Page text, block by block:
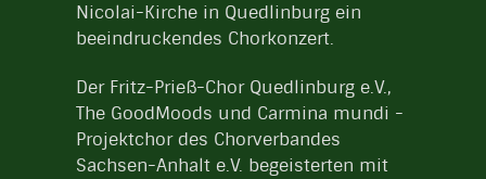
Nicolai-Kirche in Quedlinburg ein
beeindruckendes Chorkonzert.
Der Fritz-Prieß-Chor Quedlinburg e.V.,
The GoodMoods und Carmina mundi -
Projektchor des Chorverbandes
Sachsen-Anhalt e.V. begeisterten mit